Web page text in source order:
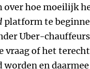
over hoe moeilijk
platform te
Uber-
vraag of het
worden en